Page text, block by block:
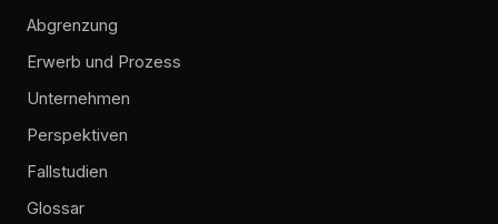
Abgrenzung
Erwerb und Prozess
Unternehmen
Perspektiven
Fallstudien
Glossar